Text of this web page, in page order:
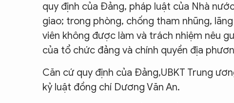
quy định của Đảng, pháp luật của Nhà
giao; trong phòng, chống tham nhũng,
viên không được làm và trách nhiệm nêu
của tổ chức đảng và chính quyền địa
Căn cứ quy định của Đảng,UBKT Trung
kỷ luật đồng chí Dương Văn An.